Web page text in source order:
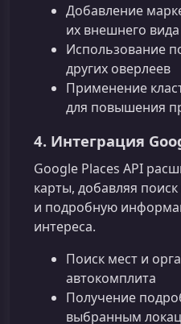
Добавление
их внешнего вида
Использование
других оверлеев
Применение
для повышения
4. Интеграция
Google Places API
карты, добавляя
и подробную
интереса.
Поиск мест и
автокомплита
Получение
выбранным